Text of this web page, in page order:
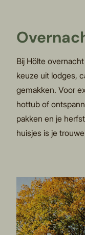
Bij Hölte
keuze uit lodges,
gemakken. Voor
hottub of
pakken en je
huisjes is je